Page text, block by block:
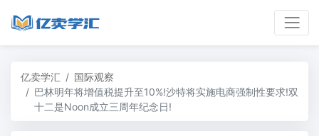
亿卖学汇
国际观察
巴林明年将增值税提升至10%!沙特将实施电商强制性要求!双
十二是Noon成立三周年纪念日!